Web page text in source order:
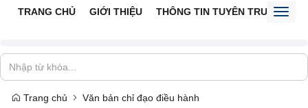
TRANG CHỦ GIỚI THIỆU THÔNG TIN TUYÊN TRUYỀN
Trang chủ Văn bản chỉ đạo điều hành